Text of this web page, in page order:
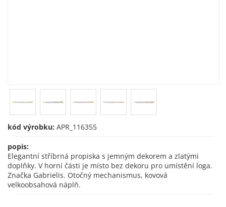
kód výrobku: APR_116355
popis:
Elegantní stříbrná propiska s jemným dekorem a zlatými
doplňky. V horní části je místo bez dekoru pro umístění loga.
Značka Gabrielis. Otočný mechanismus, kovová
velkoobsahová náplň.